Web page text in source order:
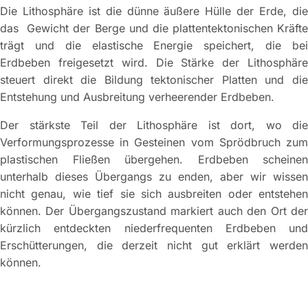
Die Lithosphäre ist die dünne äußere Hülle der Erde, die
das Gewicht der Berge und die plattentektonischen Kräfte
trägt und die elastische Energie speichert, die bei
Erdbeben freigesetzt wird. Die Stärke der Lithosphäre
steuert direkt die Bildung tektonischer Platten und die
Entstehung und Ausbreitung verheerender Erdbeben.
Der stärkste Teil der Lithosphäre ist dort, wo die
Verformungsprozesse in Gesteinen vom Sprödbruch zum
plastischen Fließen übergehen. Erdbeben scheinen
unterhalb dieses Übergangs zu enden, aber wir wissen
nicht genau, wie tief sie sich ausbreiten oder entstehen
können. Der Übergangszustand markiert auch den Ort der
kürzlich entdeckten niederfrequenten Erdbeben und
Erschütterungen, die derzeit nicht gut erklärt werden
können.